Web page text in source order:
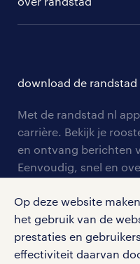
Op deze website
het gebruik van de
prestaties en
effectiviteit daarvan
branches
tarieven
personeel gezocht
aanmelden nieuwsbrief
blogs en artikelen
salarischecker
onze vestigingen
pers
klachten en
download de randstad
Met de randstad nl
carrière. Bekijk je
en ontvang berichten
Eenvoudig, snel en
google play store